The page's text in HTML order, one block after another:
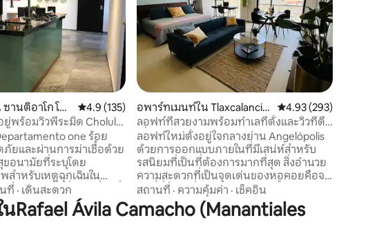
านติอาโก โมม็
คะแนนเฉลี่ย 4.9 จาก 5, 135 รีวิว
4.9 (135)
ยู่พร้อมวิวพีระมิด Cholula
one ร้อย
ภัยและผ่านการฆ่าเชื้อด้วย
อนามัยที่ระบุโดย
สำหรับเหตุฉุกเฉินใน
-19 ในพื้นที่ท่องเที่ยวที่
ห่ง Cholula ทำเลที่ตั้งที่น่า
ถานที่ท่องเที่ยวร้านอาหาร
ที่ · เดินสะดวก
อพาร์ทเมนท์ใน Tlaxcalancin
go
คะแนนเฉลี่ย 4.93 จาก
4.93 (293)
ลอฟท์ที่สวยงามพร้อมทำเลที่ตั้งและวิวที่ดี
เยี่ยม
ลอฟท์ใหม่ตั้งอยู่ใจกลางย่าน Angelópolis
ด้วยการออกแบบภายในที่มีเสน่ห์สำหรับ
รสนิยมที่เป็นที่ต้องการมากที่สุด สิ่งอำนวย
ความสะดวกที่เป็นจุดเด่นของหอคอยคือจา
กุซซี่ที่ยอดเยี่ยมพร้อมสระว่ายน้ำร้อนห้อง
ออกกำลังกายและพื้นที่สร้างเครือข่าย ทำเล
ที่ตั้งของหอคอยไม่มีใครเทียบได้สำหรับ
สถานที่ · ความคุ้มค่า · เช็คอิน
Ávila Camacho (Manantiales